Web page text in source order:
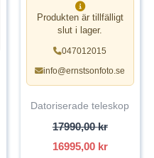
Produkten är tillfälligt
slut i lager.
047012015
info@ernstsonfoto.se
Datoriserade teleskop
17990,00kr
Det
16995,00 krDet